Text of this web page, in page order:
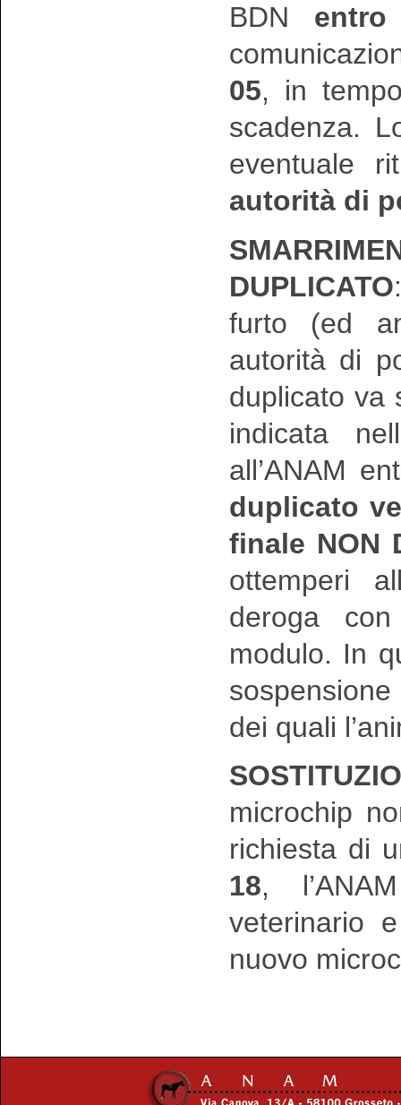
BDN
05, in
scadenza.
eventuale
autorità di
DUPLICATO
furto (ed
autorità di
duplicato va
indicata
all’ANAM
duplicato
finale NON
ottemperi
deroga
modulo. In
dei quali
microchip
richiesta di
18,
veterinario
nuovo